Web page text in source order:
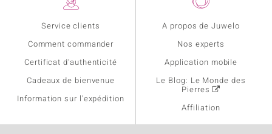
Service clients
Comment commander
Certificat d'authenticité
Cadeaux de bienvenue
Information sur l'expédition
A propos de Juwelo
Nos experts
Application mobile
Le Blog: Le Monde des
Pierres
Affiliation